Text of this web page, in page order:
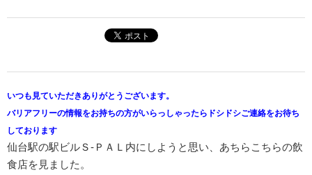
いつも見ていただきありがとうございます。
バリアフリーの情報をお持ちの方がいらっしゃったらドシドシご連絡をお待ち
しております
仙台駅の駅ビルＳ-ＰＡＬ内にしようと思い、あちらこちらの飲
食店を見ました。